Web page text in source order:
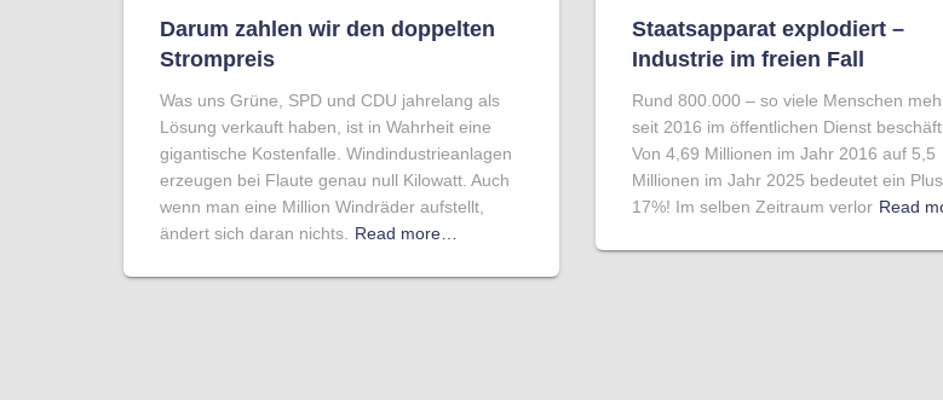
Darum zahlen wir den doppelten
Strompreis
Was uns Grüne, SPD und CDU jahrelang als
Lösung verkauft haben, ist in Wahrheit eine
gigantische Kostenfalle. Windindustrieanlagen
erzeugen bei Flaute genau null Kilowatt. Auch
wenn man eine Million Windräder aufstellt,
ändert sich daran nichts.
Read more…
Staatsapparat explodiert –
Industrie im freien Fall
Rund 800.000 – so viele Menschen
seit 2016 im öffentlichen Dienst
Von 4,69 Millionen im Jahr 2016 auf 5,5
Millionen im Jahr 2025 bedeutet ein
17%! Im selben Zeitraum verlor Read